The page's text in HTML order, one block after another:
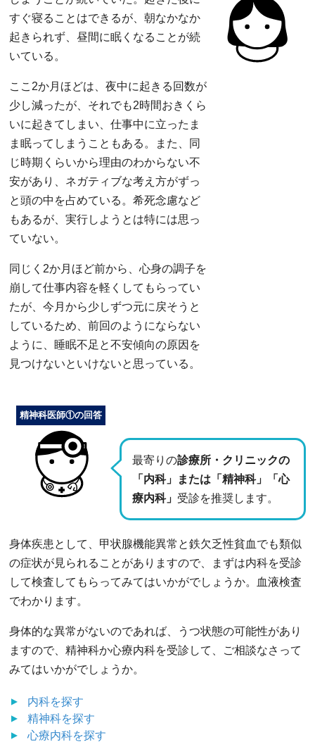
すぐ寝ることはできるが、朝なかなか
起きられず、昼間に眠くなることが続
いている。
ここ2か月ほどは、夜中に起きる回数が
少し減ったが、それでも2時間おきくら
いに起きてしまい、仕事中に立ったま
ま眠ってしまうこともある。また、同
じ時期くらいから理由のわからない不
安があり、ネガティブな考え方がずっ
と頭の中を占めている。希死念慮など
もあるが、実行しようとは特には思っ
ていない。
同じく2か月ほど前から、心身の調子を
崩して仕事内容を軽くしてもらってい
たが、今月から少しずつ元に戻そうと
しているため、前回のようにならない
ように、睡眠不足と不安傾向の原因を
見つけないといけないと思っている。
最寄りの診療所・クリニックの
「内科」または「精神科」「心
療内科」 受診を推奨します。
精神科医師①の回答
身体疾患として、甲状腺機能異常と鉄欠乏性貧血でも類似
の症状が見られることがありますので、まずは内科を受診
して検査してもらってみてはいかがでしょうか。血液検査
でわかります。
身体的な異常がないのであれば、うつ状態の可能性があり
ますので、精神科か心療内科を受診して、ご相談なさって
みてはいかがでしょうか。
内科を探す
精神科を探す
心療内科を探す